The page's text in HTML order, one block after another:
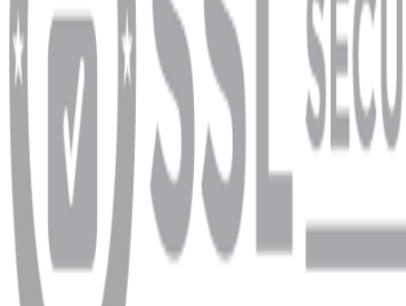
info@dukkanhifi.com 0850 441 40 44
Çalışma Saatleri: Pazartesi - Cuma 09:30 - 19:30, Cumartesi 10:00 - 18:00